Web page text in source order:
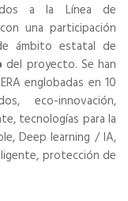
a la Línea de
una participación
ámbito estatal de
del proyecto. Se han
englobadas en 10
eco-innovación,
tecnologías para la
Deep learning / IA,
protección de